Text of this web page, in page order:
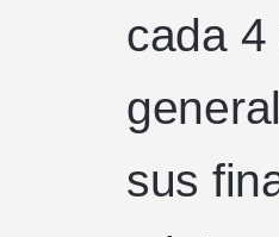
cada
sus